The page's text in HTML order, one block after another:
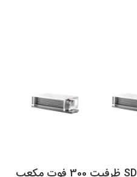
فن کویل زانکو مدل SDFC0400 ظرفیت 300 فوت مکعب